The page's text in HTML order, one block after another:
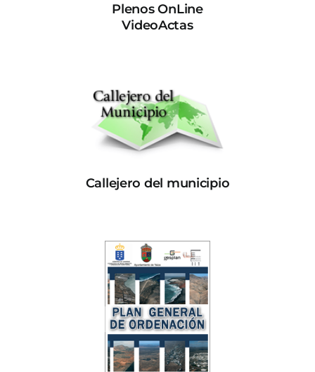
Plenos OnLine
VideoActas
Callejero del municipio